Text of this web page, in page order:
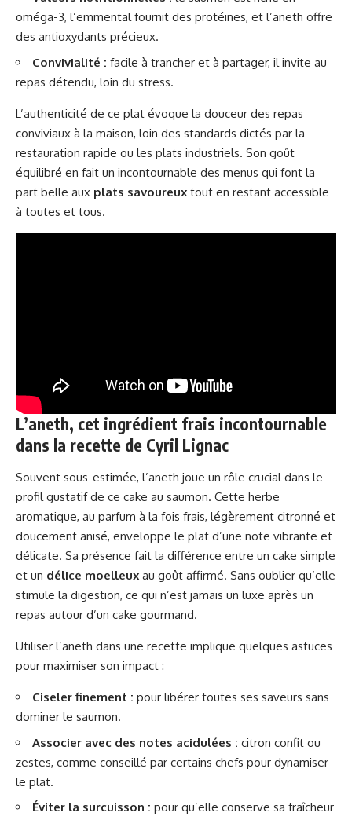
oméga-3, l’emmental fournit des protéines, et l’aneth offre
des antioxydants précieux.
Convivialité : facile à trancher et à partager, il invite au
repas détendu, loin du stress.
L’authenticité de ce plat évoque la douceur des repas
conviviaux à la maison, loin des standards dictés par la
restauration rapide ou les plats industriels. Son goût
équilibré en fait un incontournable des menus qui font la
part belle aux plats savoureux tout en restant accessible
à toutes et tous.
L’aneth, cet ingrédient frais incontournable
dans la recette de Cyril Lignac
Souvent sous-estimée, l’aneth joue un rôle crucial dans le
profil gustatif de ce cake au saumon. Cette herbe
aromatique, au parfum à la fois frais, légèrement citronné et
doucement anisé, enveloppe le plat d’une note vibrante et
délicate. Sa présence fait la différence entre un cake simple
et un délice moelleux au goût affirmé. Sans oublier qu’elle
stimule la digestion, ce qui n’est jamais un luxe après un
repas autour d’un cake gourmand.
Utiliser l’aneth dans une recette implique quelques astuces
pour maximiser son impact :
Ciseler finement : pour libérer toutes ses saveurs sans
dominer le saumon.
Associer avec des notes acidulées : citron confit ou
zestes, comme conseillé par certains chefs pour dynamiser
le plat.
Éviter la surcuisson : pour qu’elle conserve sa fraîcheur